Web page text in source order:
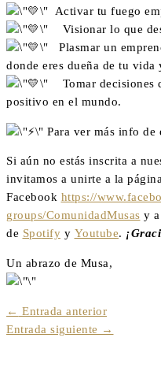
Activar tu fuego
Visionar lo que
Plasmar un
donde eres dueña de tu vida
Tomar decisiones
positivo en el mundo.
Para ver más info de
Si aún no estás inscrita a
invitamos a unirte a la
Facebook https://
groups/ComunidadMusas y
de Spotify y Youtube.
Un abrazo de Musa,
← Entrada anterior
Entrada siguiente →